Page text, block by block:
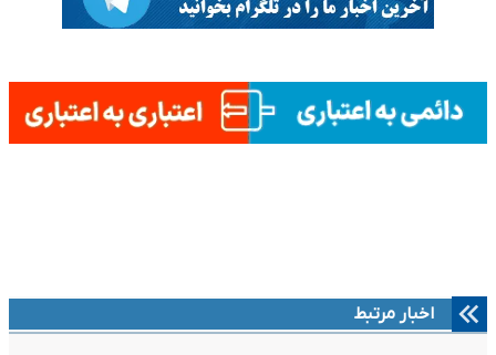
اخبار مرتبط